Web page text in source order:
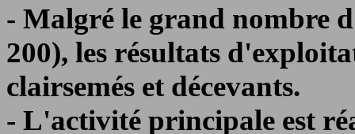
- Malgré le grand nombre
200), les résultats
clairsemés et décevants.
- L'activité principale est